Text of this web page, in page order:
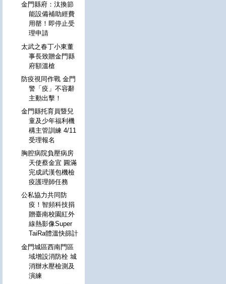
金門縣府：汰換節
能設備補助經費
用罄！即停止受
理申請
太武之春丁小東董
事長致贈金門縣
府額溫槍
防疫視同作戰 金門
警「疫」不容辭
主動出擊！
金門縣托育員暨兒
童及少年福利機
構主管訓練 4/11
受理報名
胸腔病院負壓病房
天使蔡金宜 圓滿
完成武漢包機檢
疫護理師任務
公私協力共同防
疫！智頻科技捐
贈臺南校園紅外
線熱影像Super
TaiRa體溫快篩計
金門城區西南門區
域增設消防栓 城
消辦水壓檢測及
演練